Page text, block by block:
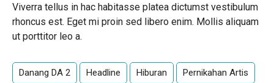
Viverra tellus in hac habitasse platea dictumst vestibulum
rhoncus est. Eget mi proin sed libero enim. Mollis aliquam
ut porttitor leo a.
Danang DA 2 Headline Hiburan Pernikahan Artis